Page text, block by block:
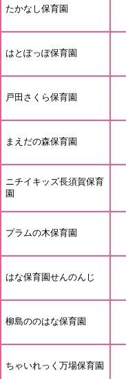
たかなし保育園
はとぽっぽ保育園
戸田さくら保育園
まえだの森保育園
ニチイキッズ長須賀保育
園
プラムの木保育園
はな保育園せんのんじ
柳島ののはな保育園
ちゃいれっく万場保育園